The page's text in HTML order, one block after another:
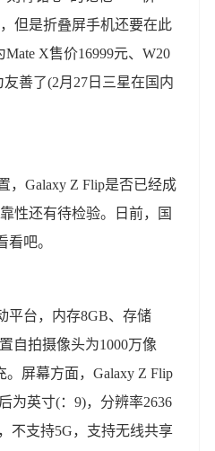
但是折叠屏手机还要在此
X售价16999元、W20
善了(2月27日三星在国内
，Galaxy Z Flip是否已经成
性还有待检验。日前，国
吧。
平台，内存8GB、存储
自拍摄像头为1000万像
。屏幕方面，Galaxy Z Flip
为英寸(：9)，分辨率2636
不支持5G，支持无线共享